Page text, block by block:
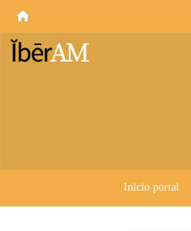
Inicio portal